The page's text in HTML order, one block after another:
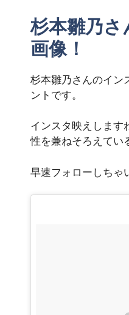
杉本雛乃さ
画像！
杉本雛乃さんのイン
ントです。
インスタ映えします
性を兼ねそろえてい
早速フォローしちゃ